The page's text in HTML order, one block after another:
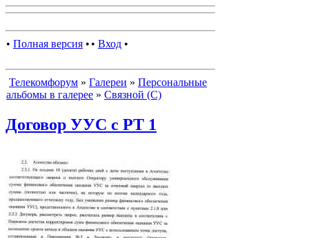
• Полная версия • • Вход •
Телекомфорум » Галереи » Персональные
альбомы в галерее » Связной (С)
Договор УУС с РТ 1